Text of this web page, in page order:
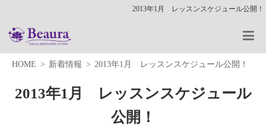
2013年1月 レッスンスケジュール公開！
HOME 新着情報 2013年1月 レッスンスケジュール公開！
2013年1月 レッスンスケジュール
公開！